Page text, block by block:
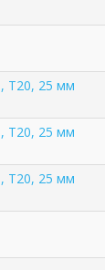
T20, 25 мм
T20, 25 мм
T20, 25 мм